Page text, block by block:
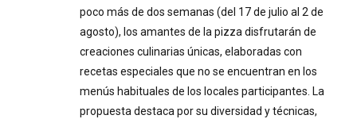
poco más de dos semanas (del 17 de julio al 2 de
agosto), los amantes de la pizza disfrutarán de
creaciones culinarias únicas, elaboradas con
recetas especiales que no se encuentran en los
menús habituales de los locales participantes. La
propuesta destaca por su diversidad y técnicas,